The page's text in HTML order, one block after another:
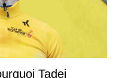
Tadej